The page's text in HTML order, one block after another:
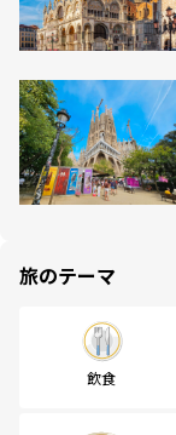
旅のテーマ
飲食